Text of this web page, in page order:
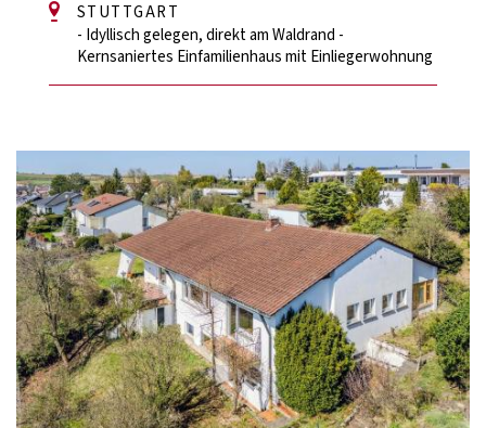
STUTTGART
- Idyllisch gelegen, direkt am Waldrand -
Kernsaniertes Einfamilienhaus mit Einliegerwohnung